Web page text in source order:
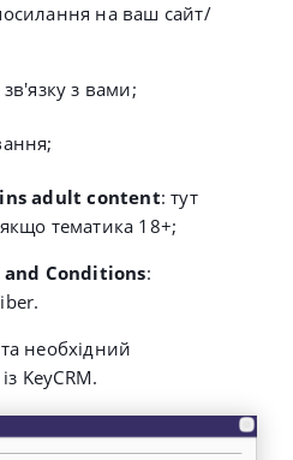
на ваш сайт/
зв'язку з вами;
adult content: тут
тематика 18+;
Conditions:
необхідний
KeyCRM.